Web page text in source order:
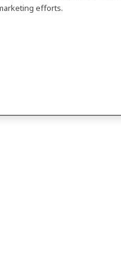
producto. Por
efforts.